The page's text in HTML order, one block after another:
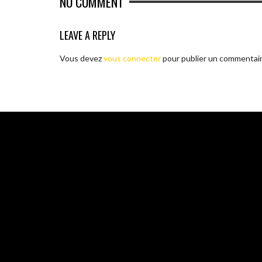
LEAVE A REPLY
Vous devezvous connecterpour publier un